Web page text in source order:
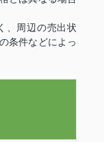
、周辺の売出状
条件などによっ